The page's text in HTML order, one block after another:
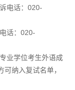
电话：020-
话：020-
业学位考生外语成
纳入复试名单，